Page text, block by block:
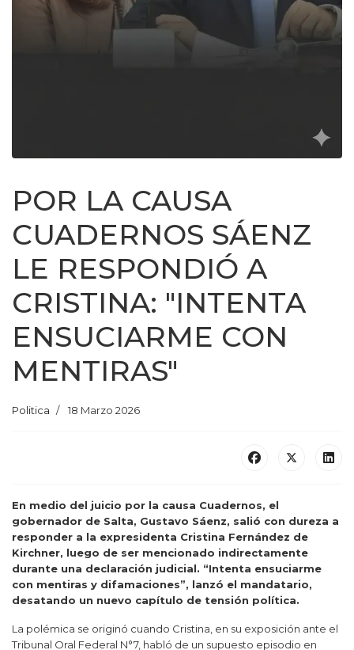
POR LA CAUSA
CUADERNOS SÁENZ
LE RESPONDIÓ A
CRISTINA: "INTENTA
ENSUCIARME CON
MENTIRAS"
Politica 18 Marzo 2026
En medio del juicio por la causa Cuadernos, el
gobernador de Salta, Gustavo Sáenz, salió con dureza a
responder a la expresidenta Cristina Fernández de
Kirchner, luego de ser mencionado indirectamente
durante una declaración judicial. “Intenta ensuciarme
con mentiras y difamaciones”, lanzó el mandatario,
desatando un nuevo capítulo de tensión política.
La polémica se originó cuando Cristina, en su exposición ante el
Tribunal Oral Federal N°7, habló de un supuesto episodio en